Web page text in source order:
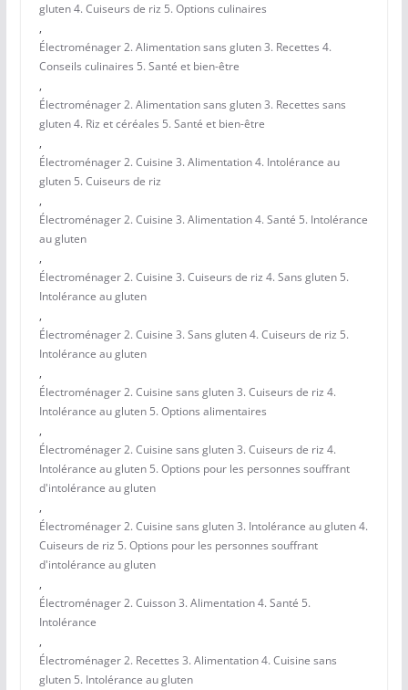
gluten 4. Cuiseurs de riz 5. Options culinaires
,
Électroménager 2. Alimentation sans gluten 3. Recettes 4.
Conseils culinaires 5. Santé et bien-être
,
Électroménager 2. Alimentation sans gluten 3. Recettes sans
gluten 4. Riz et céréales 5. Santé et bien-être
,
Électroménager 2. Cuisine 3. Alimentation 4. Intolérance au
gluten 5. Cuiseurs de riz
,
Électroménager 2. Cuisine 3. Alimentation 4. Santé 5. Intolérance
au gluten
,
Électroménager 2. Cuisine 3. Cuiseurs de riz 4. Sans gluten 5.
Intolérance au gluten
,
Électroménager 2. Cuisine 3. Sans gluten 4. Cuiseurs de riz 5.
Intolérance au gluten
,
Électroménager 2. Cuisine sans gluten 3. Cuiseurs de riz 4.
Intolérance au gluten 5. Options alimentaires
,
Électroménager 2. Cuisine sans gluten 3. Cuiseurs de riz 4.
Intolérance au gluten 5. Options pour les personnes souffrant
d'intolérance au gluten
,
Électroménager 2. Cuisine sans gluten 3. Intolérance au gluten 4.
Cuiseurs de riz 5. Options pour les personnes souffrant
d'intolérance au gluten
,
Électroménager 2. Cuisson 3. Alimentation 4. Santé 5.
Intolérance
,
Électroménager 2. Recettes 3. Alimentation 4. Cuisine sans
gluten 5. Intolérance au gluten